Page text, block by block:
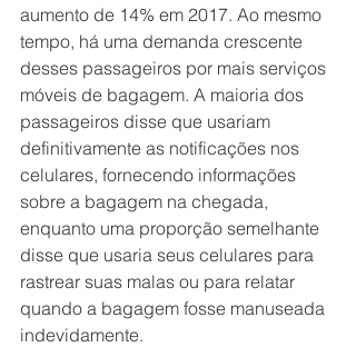
aumento de 14% em 2017. Ao mesmo
tempo, há uma demanda crescente
desses passageiros por mais serviços
móveis de bagagem. A maioria dos
passageiros disse que usariam
definitivamente as notificações nos
celulares, fornecendo informações
sobre a bagagem na chegada,
enquanto uma proporção semelhante
disse que usaria seus celulares para
rastrear suas malas ou para relatar
quando a bagagem fosse manuseada
indevidamente.